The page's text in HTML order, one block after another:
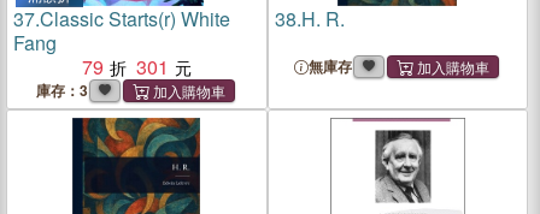
37.Classic Starts(r) White
Fang
79
301
庫存：3
38.H. R.
無庫存